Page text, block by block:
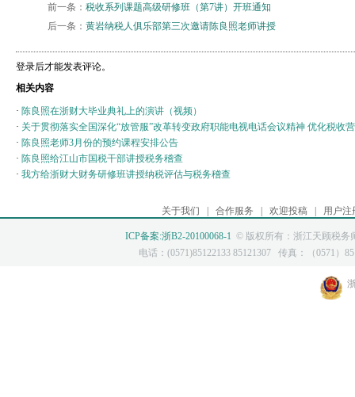
前一条： 税收系列课题高级研修班（第7讲）开班通知
后一条： 黄岩纳税人俱乐部第三次邀请陈良照老师讲授
登录后才能发表评论。
相关内容
· 陈良照在浙财大毕业典礼上的演讲（视频）
· 关于贯彻落实全国深化“放管服”改革转变政府职能电视电话会议精神 优化税收
· 陈良照老师3月份的预约课程安排公告
· 陈良照给江山市国税干部讲授税务稽查
· 我方给浙财大财务研修班讲授纳税评估与税务稽查
关于我们 | 合作服务 | 欢迎投稿 | 用户注
ICP备案:浙B2-20100068-1 © 版权所有：浙江天顾税务
电话：(0571)85122133 85121307 传真：（0571）